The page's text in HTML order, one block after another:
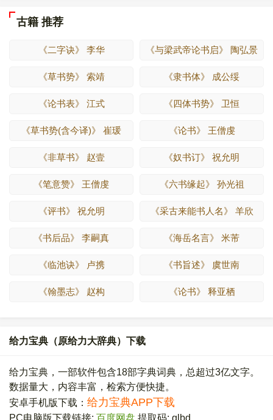
古籍 推荐
《二字诀》 李华 《与梁武帝论书启》 陶弘景
《草书势》 索靖 《隶书体》 成公绥
《论书表》 江式 《四体书势》 卫恒
《草书势(含今译)》 崔瑗 《论书》 王僧虔
《非草书》 赵壹 《奴书订》 祝允明
《笔意赞》 王僧虔 《六书缘起》 孙光祖
《评书》 祝允明 《采古来能书人名》 羊欣
《书后品》 李嗣真 《海岳名言》 米芾
《临池诀》 卢携 《书旨述》 虞世南
《翰墨志》 赵构 《论书》 释亚栖
给力宝典（原给力大辞典）下载
给力宝典，一部软件包含18部字典词典，总超过3亿文字。
数据量大，内容丰富，检索方便快捷。
安卓手机版下载： 给力宝典APP下载
PC电脑版下载链接: 百度网盘 提取码: glbd